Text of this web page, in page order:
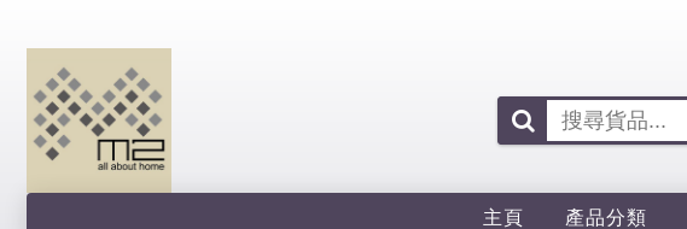
主頁 產品分類